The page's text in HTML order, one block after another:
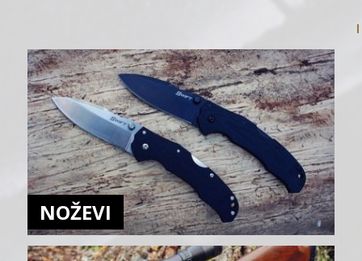
NOŽEVI